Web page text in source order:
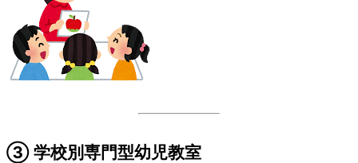
③ 学校別専門型幼児教室